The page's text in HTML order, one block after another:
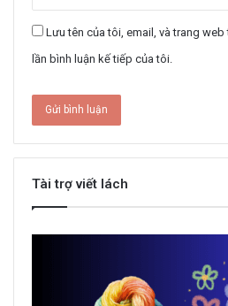
Lưu tên của tôi, email, và trang
lần bình luận kế tiếp của tôi.
Tài trợ viết lách